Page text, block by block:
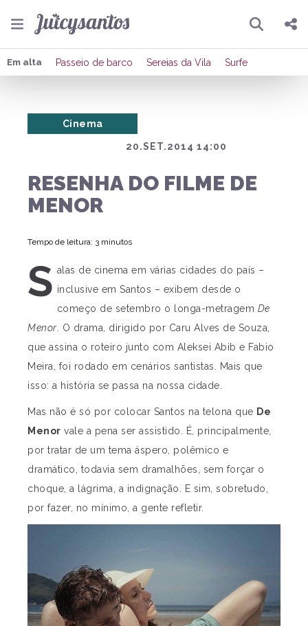
Pesquisar
Compartilhar
Publicar no X
Em alta Passeio de barco Sereias da Vila Surfe
20.SET.2014 14:00
Cinema
RESENHA DO FILME DE
MENOR
Tempo de leitura: 3 minutos
S alas de cinema em várias cidades do país –
inclusive em Santos – exibem desde o
começo de setembro o longa-metragem De
Menor . O drama, dirigido por Caru Alves de Souza,
que assina o roteiro junto com Aleksei Abib e Fabio
Meira, foi rodado em cenários santistas. Mais que
isso: a história se passa na nossa cidade.
Mas não é só por colocar Santos na telona que De
Menor vale a pena ser assistido. É, principalmente,
por tratar de um tema áspero, polêmico e
dramático, todavia sem dramalhões, sem forçar o
choque, a lágrima, a indignação. E sim, sobretudo,
por fazer, no mínimo, a gente refletir.